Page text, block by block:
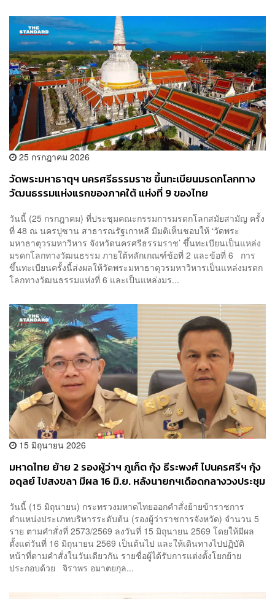
25 กรกฎาคม 2026
วัดพระมหาธาตุฯ นครศรีธรรมราช ขึ้นทะเบียนมรดกโลกทาง
วัฒนธรรมแห่งแรกของภาคใต้ แห่งที่ 9 ของไทย
วันนี้ (25 กรกฎาคม) ที่ประชุมคณะกรรมการมรดกโลกสมัยสามัญ ครั้ง
ที่ 48 ณ นครปูซาน สาธารณรัฐเกาหลี มีมติเห็นชอบให้ ‘วัดพระ
มหาธาตุวรมหาวิหาร จังหวัดนครศรีธรรมราช’ ขึ้นทะเบียนเป็นแหล่ง
มรดกโลกทางวัฒนธรรม ภายใต้หลักเกณฑ์ข้อที่ 2 และข้อที่ 6 การ
ขึ้นทะเบียนครั้งนี้ส่งผลให้วัดพระมหาธาตุวรมหาวิหารเป็นแหล่งมรดก
โลกทางวัฒนธรรมแห่งที่ 6 และเป็นแหล่งมร...
15 มิถุนายน 2026
มหาดไทย ย้าย 2 รองผู้ว่าฯ ภูเก็ต กุ้ง ธีระพงศ์ ไปนครศรีฯ กุ้ง
อดุลย์ ไปสงขลา มีผล 16 มิ.ย. หลังนายกฯเดือดกลางวงประชุม
วันนี้ (15 มิถุนายน) กระทรวงมหาดไทยออกคำสั่งย้ายข้าราชการ
ตำแหน่งประเภทบริหารระดับต้น (รองผู้ว่าราชการจังหวัด) จำนวน 5
ราย ตามคำสั่งที่ 2573/2569 ลงวันที่ 15 มิถุนายน 2569 โดยให้มีผล
ตั้งแต่วันที่ 16 มิถุนายน 2569 เป็นต้นไป และให้เดินทางไปปฏิบัติ
หน้าที่ตามคำสั่งในวันเดียวกัน รายชื่อผู้ได้รับการแต่งตั้งโยกย้าย
ประกอบด้วย จิราพร อมาตยกุล...